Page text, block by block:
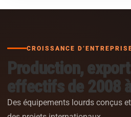
CROISSANCE
Production,
effectifs de 2008
Des équipements lourds conçus